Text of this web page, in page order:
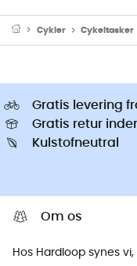
Cykler Cykeltasker
Gratis levering
Gratis retur
Kulstofneutral
Om os
Hos Hardloop synes